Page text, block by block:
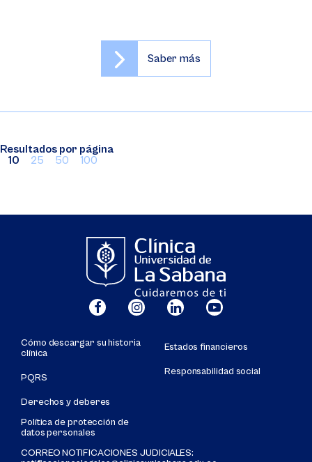
Saber más
Resultados por página
10
25 50 100
Cómo descargar su historia
clínica
PQRS
Derechos y deberes
Política de protección de
datos personales
CORREO NOTIFICACIONES JUDICIALES:
Estados financieros
Responsabilidad social